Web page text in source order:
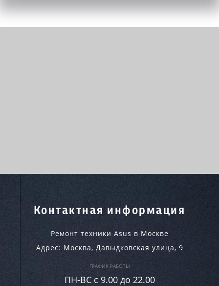
Контактная информация
Ремонт техники Asus в Москве
Адрес: Москва, Давыдковская улица, 9
ГРАФИК РАБОТЫ
ПН-ВC c 9.00 до 22.00